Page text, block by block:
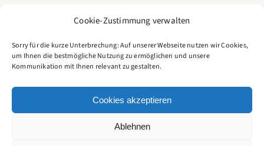
Cookie-Zustimmung verwalten
Sorry für die kurze Unterbrechung: Auf unserer Webseite nutzen wir Cookies,
um Ihnen die bestmögliche Nutzung zu ermöglichen und unsere
Kommunikation mit Ihnen relevant zu gestalten.
Cookies akzeptieren
Ablehnen
CULTURE FOOD BLOG
Ein kulinarisches Tagebuch für Genießer
DATENSCHUTZ|COOKIES